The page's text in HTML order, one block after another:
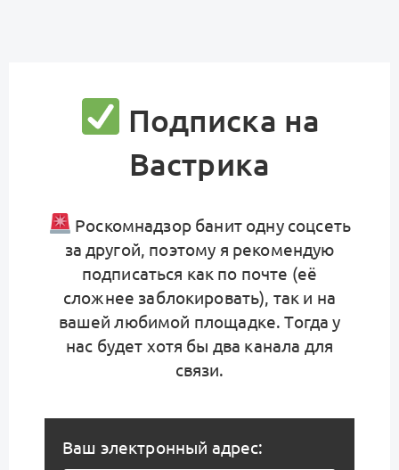
Подписка на
Вастрика
Роскомнадзор банит одну соцсеть
за другой, поэтому я рекомендую
подписаться как по почте (её
сложнее заблокировать), так и на
вашей любимой площадке. Тогда у
нас будет хотя бы два канала для
связи.
Ваш электронный адрес: